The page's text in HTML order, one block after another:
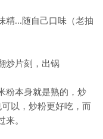
...随自己口味（老抽
片刻，出锅
本身就是熟的，炒
以，炒粉更好吃，而
来。